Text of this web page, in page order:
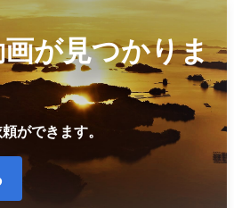
が見つかりま
ができます。